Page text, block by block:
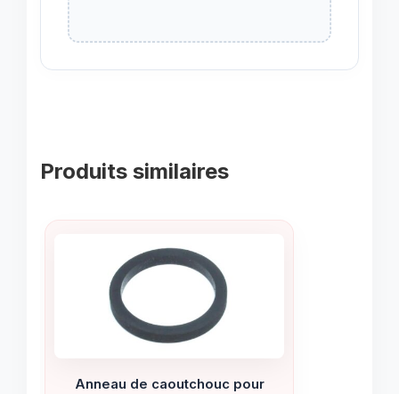
Produits similaires
Anneau de caoutchouc pour